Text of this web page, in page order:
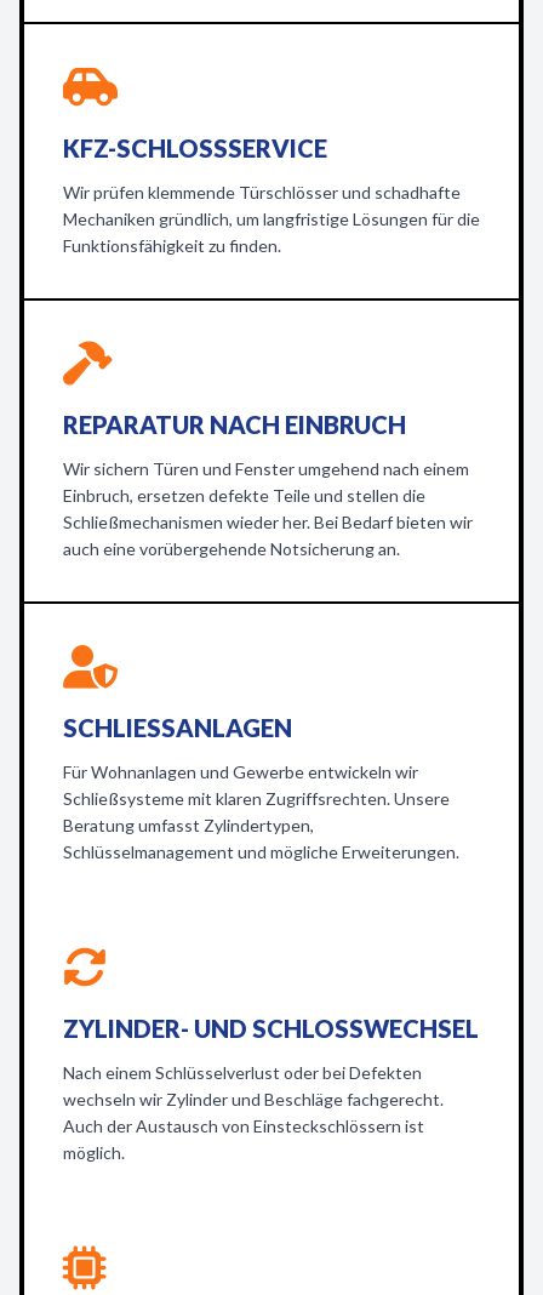
KFZ-SCHLOSSSERVICE
Wir prüfen klemmende Türschlösser und schadhafte
Mechaniken gründlich, um langfristige Lösungen für die
Funktionsfähigkeit zu finden.
REPARATUR NACH EINBRUCH
Wir sichern Türen und Fenster umgehend nach einem
Einbruch, ersetzen defekte Teile und stellen die
Schließmechanismen wieder her. Bei Bedarf bieten wir
auch eine vorübergehende Notsicherung an.
SCHLIESSANLAGEN
Für Wohnanlagen und Gewerbe entwickeln wir
Schließsysteme mit klaren Zugriffsrechten. Unsere
Beratung umfasst Zylindertypen,
Schlüsselmanagement und mögliche Erweiterungen.
ZYLINDER- UND SCHLOSSWECHSEL
Nach einem Schlüsselverlust oder bei Defekten
wechseln wir Zylinder und Beschläge fachgerecht.
Auch der Austausch von Einsteckschlössern ist
möglich.